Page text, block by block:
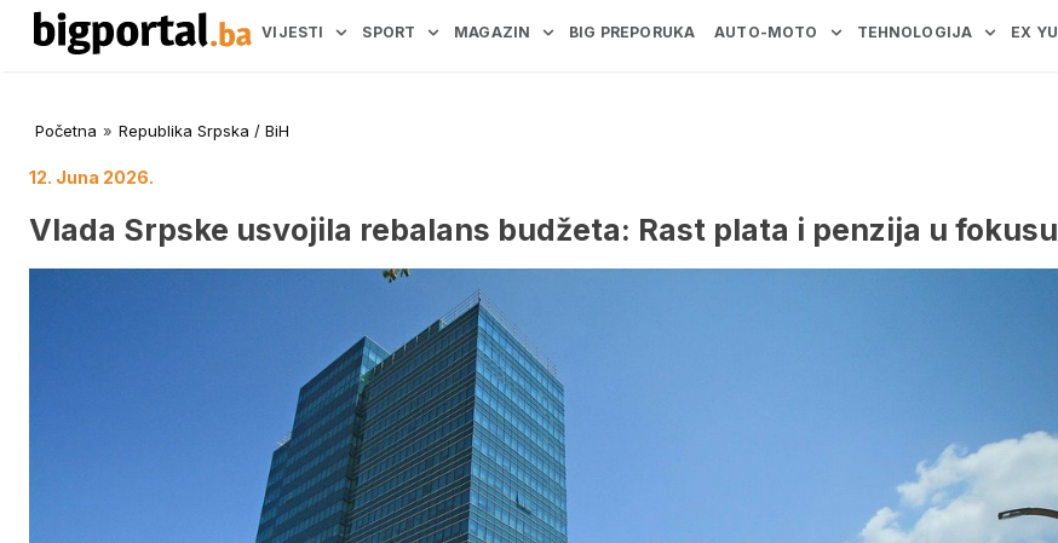
VIJESTI SPORT MAGAZIN BIG PREPORUKA AUTO-MOTO TEHNOLOGIJA EX YU
Početna » Republika Srpska / BiH
12. Juna 2026.
Vlada Srpske usvojila rebalans budžeta: Rast plata i penzija u fokusu